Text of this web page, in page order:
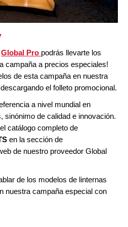
Global Pro podrás llevarte los
campaña a precios especiales!
de esta campaña en nuestra
el folleto promocional.
a nivel mundial en
sinónimo de calidad e innovación.
catálogo completo de
en la sección de
de nuestro proveedor Global
de los modelos de linternas
nuestra campaña especial con